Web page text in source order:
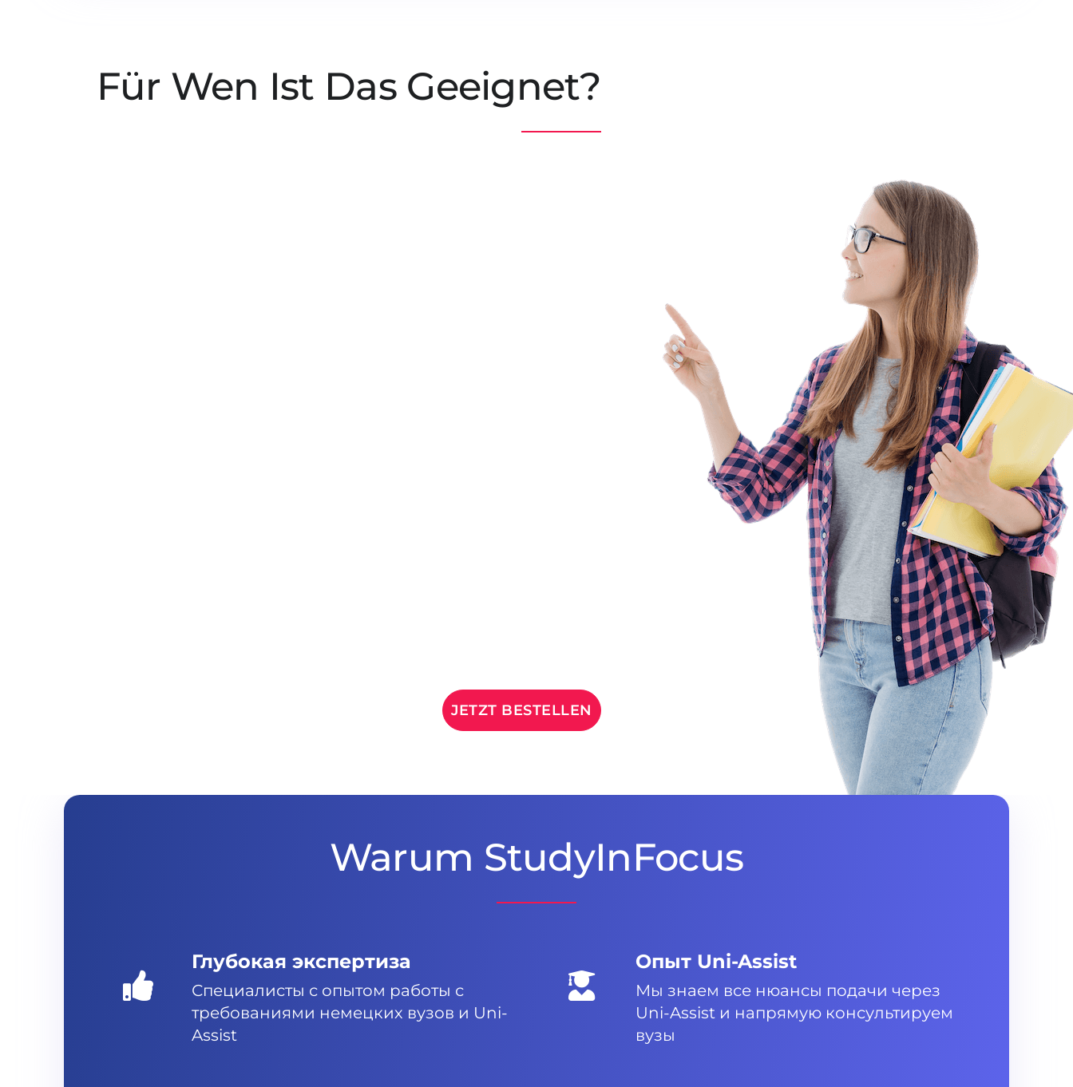
Für Wen Ist Das Geeignet?
JETZT BESTELLEN
Warum StudyInFocus
Глубокая экспертиза
Специалисты с опытом работы с
требованиями немецких вузов и Uni-
Assist
Опыт Uni-Assist
Мы знаем все нюансы подачи через
Uni-Assist и напрямую консультируем
вузы